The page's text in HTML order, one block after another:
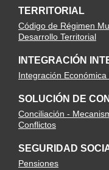
TERRITORIAL
Código de Régimen
Desarrollo Territorial
INTEGRACIÓN
Integración
SOLUCIÓN DE
Conciliación -
Conflictos
SEGURIDAD
Pensiones